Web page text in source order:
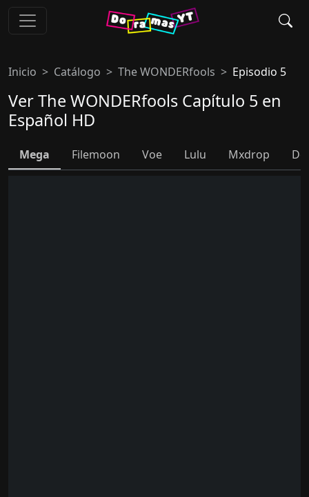
Inicio Catálogo The WONDERfools Episodio 5
Ver The WONDERfools Capítulo 5 en
Español HD
Mega Filemoon Voe Lulu Mxdrop